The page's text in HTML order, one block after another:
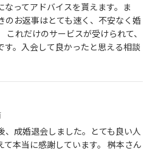
なってアドバイスを貰えます。ま
のお返事はとても速く、不安なく婚
これだけのサービスが受けられて、
す。入会して良かったと思える相談
、成婚退会しました。とても良い人
て本当に感謝しています。 桝本さん